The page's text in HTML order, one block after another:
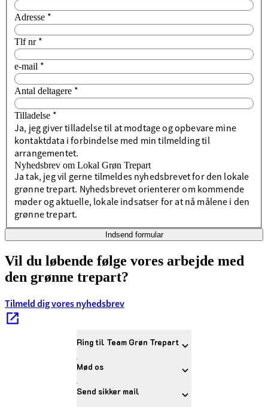
Adresse *
Tlf nr *
e-mail *
Antal deltagere *
Tilladelse *
Ja, jeg giver tilladelse til at modtage og opbevare mine
kontaktdata i forbindelse med min tilmelding til
arrangementet.
Nyhedsbrev om Lokal Grøn Trepart
Ja tak, jeg vil gerne tilmeldes nyhedsbrevet for den lokale
grønne trepart. Nyhedsbrevet orienterer om kommende
møder og aktuelle, lokale indsatser for at nå målene i den
grønne trepart.
Indsend formular
Vil du løbende følge vores arbejde med
den grønne trepart?
Tilmeld dig vores nyhedsbrev
Ring til Team Grøn Trepart
Mød os
Send sikker mail